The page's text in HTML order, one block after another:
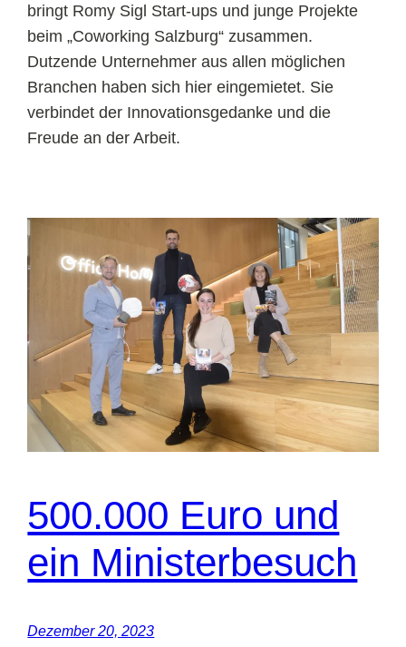
bringt Romy Sigl Start-ups und junge Projekte
beim „Coworking Salzburg“ zusammen.
Dutzende Unternehmer aus allen möglichen
Branchen haben sich hier eingemietet. Sie
verbindet der Innovationsgedanke und die
Freude an der Arbeit.
500.000 Euro und
ein Ministerbesuch
Dezember 20, 2023